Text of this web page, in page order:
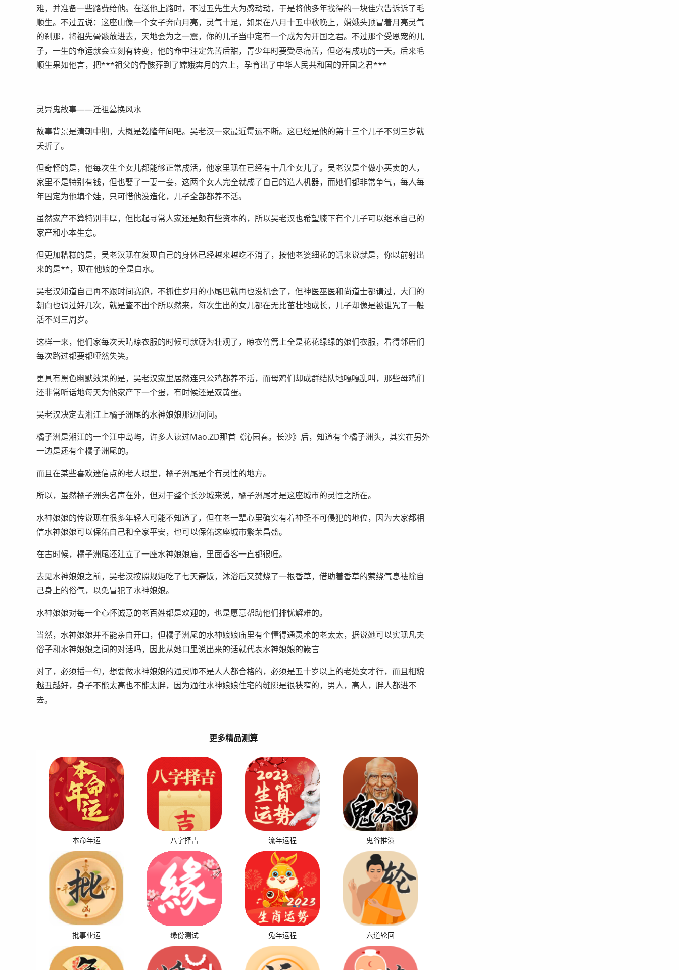
难，并准备一些路费给他。在送他上路时，不过五先生大为感动动，于是将他多年找得的一块佳穴告诉诉了毛
顺生。不过五说：这座山像一个女子奔向月亮，灵气十足，如果在八月十五中秋晚上，嫦娥头顶冒着月亮灵气
的刹那，将祖先骨骸放进去，天地会为之一震，你的儿子当中定有一个成为为开国之君。不过那个受恩宠的儿
子，一生的命运就会立刻有转变，他的命中注定先苦后甜，青少年时要受尽痛苦，但必有成功的一天。后来毛
顺生果如他言，把***祖父的骨骸葬到了嫦娥奔月的穴上，孕育出了中华人民共和国的开国之君***
灵异鬼故事——迁祖墓换风水
故事背景是清朝中期，大概是乾隆年间吧。吴老汉一家最近霉运不断。这已经是他的第十三个儿子不到三岁就
夭折了。
但奇怪的是，他每次生个女儿都能够正常成活，他家里现在已经有十几个女儿了。吴老汉是个做小买卖的人，
家里不是特别有钱，但也娶了一妻一妾，这两个女人完全就成了自己的造人机器，而她们都非常争气，每人每
年固定为他填个娃，只可惜他没造化，儿子全部都养不活。
虽然家产不算特别丰厚，但比起寻常人家还是颇有些资本的，所以吴老汉也希望膝下有个儿子可以继承自己的
家产和小本生意。
但更加糟糕的是，吴老汉现在发现自己的身体已经越来越吃不消了，按他老婆细花的话来说就是，你以前射出
来的是**，现在他娘的全是白水。
吴老汉知道自己再不跟时间赛跑，不抓住岁月的小尾巴就再也没机会了，但神医巫医和尚道士都请过，大门的
朝向也调过好几次，就是查不出个所以然来，每次生出的女儿都在无比茁壮地成长，儿子却像是被诅咒了一般
活不到三周岁。
这样一来，他们家每次天晴晾衣服的时候可就蔚为壮观了，晾衣竹篙上全是花花绿绿的娘们衣服，看得邻居们
每次路过都要都哑然失笑。
更具有黑色幽默效果的是，吴老汉家里居然连只公鸡都养不活，而母鸡们却成群结队地嘎嘎乱叫，那些母鸡们
还非常听话地每天为他家产下一个蛋，有时候还是双黄蛋。
吴老汉决定去湘江上橘子洲尾的水神娘娘那边问问。
橘子洲是湘江的一个江中岛屿，许多人读过Mao.ZD那首《沁园春。长沙》后，知道有个橘子洲头，其实在另外
一边是还有个橘子洲尾的。
而且在某些喜欢迷信点的老人眼里，橘子洲尾是个有灵性的地方。
所以，虽然橘子洲头名声在外，但对于整个长沙城来说，橘子洲尾才是这座城市的灵性之所在。
水神娘娘的传说现在很多年轻人可能不知道了，但在老一辈心里确实有着神圣不可侵犯的地位，因为大家都相
信水神娘娘可以保佑自己和全家平安，也可以保佑这座城市繁荣昌盛。
在古时候，橘子洲尾还建立了一座水神娘娘庙，里面香客一直都很旺。
去见水神娘娘之前，吴老汉按照规矩吃了七天斋饭，沐浴后又焚烧了一根香草，借助着香草的萦绕气息祛除自
己身上的俗气，以免冒犯了水神娘娘。
水神娘娘对每一个心怀诚意的老百姓都是欢迎的，也是愿意帮助他们排忧解难的。
当然，水神娘娘并不能亲自开口，但橘子洲尾的水神娘娘庙里有个懂得通灵术的老太太，据说她可以实现凡夫
俗子和水神娘娘之间的对话吗，因此从她口里说出来的话就代表水神娘娘的箴言
对了，必须插一句，想要做水神娘娘的通灵师不是人人都合格的，必须是五十岁以上的老处女才行，而且相貌
越丑越好，身子不能太高也不能太胖，因为通往水神娘娘住宅的缝隙是很狭窄的，男人，高人，胖人都进不
去。
更多精品测算
本命年运 八字择吉 流年运程 鬼谷推演
批事业运 缘份测试 兔年运程 六道轮回